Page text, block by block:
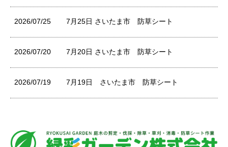
2026/07/25 7月25日 さいたま市 防草シート
2026/07/20 7月20日 さいたま市 防草シート
2026/07/19 7月19日 さいたま市 防草シート